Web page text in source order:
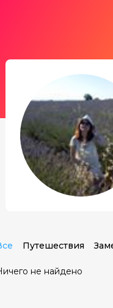
Путешествия
не найдено